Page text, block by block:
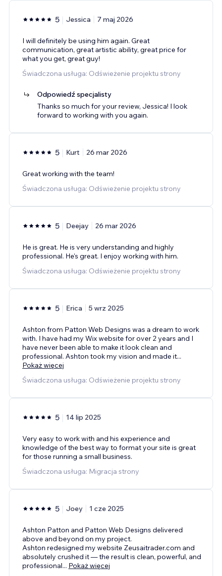
5 Jessica 7 maj 2026
I will definitely be using him again. Great
communication, great artistic ability, great price for
what you get, great guy!
Świadczona usługa: Odświeżenie projektu strony
Odpowiedź specjalisty
Thanks so much for your review, Jessica! I look
forward to working with you again.
5 Kurt 26 mar 2026
Great working with the team!
Świadczona usługa: Odświeżenie projektu strony
5 Deejay 26 mar 2026
He is great. He is very understanding and highly
professional. He's great. I enjoy working with him.
Świadczona usługa: Odświeżenie projektu strony
5 Erica 5 wrz 2025
Ashton from Patton Web Designs was a dream to work
with. I have had my Wix website for over 2 years and I
have never been able to make it look clean and
professional. Ashton took my vision and made it...
Pokaż więcej
Świadczona usługa: Odświeżenie projektu strony
5 14 lip 2025
Very easy to work with and his experience and
knowledge of the best way to format your site is great
for those running a small business.
Świadczona usługa: Migracja strony
5 Joey 1 cze 2025
Ashton Patton and Patton Web Designs delivered
above and beyond on my project.
Ashton redesigned my website Zeusaitrader.com and
absolutely crushed it — the result is clean, powerful, and
professional... Pokaż więcej